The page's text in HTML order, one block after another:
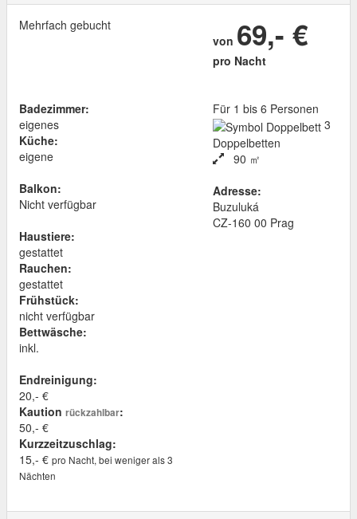
Mehrfach gebucht
von 69,- €
pro Nacht
Badezimmer:
eigenes
Küche:
eigene
Balkon:
Nicht verfügbar
Haustiere:
gestattet
Rauchen:
gestattet
Frühstück:
nicht verfügbar
Bettwäsche:
inkl.
Endreinigung:
20,- €
Kaution rückzahlbar:
50,- €
Kurzzeitzuschlag:
15,- € pro Nacht, bei weniger als 3
Nächten
Für 1 bis 6 Personen
3
Doppelbetten
90 ㎡
Adresse:
Buzuluká
CZ-160 00 Prag